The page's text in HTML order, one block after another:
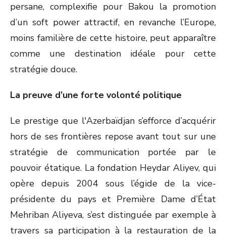
persane, complexifie pour Bakou la promotion
d’un soft power attractif, en revanche l’Europe,
moins familière de cette histoire, peut apparaître
comme une destination idéale pour cette
stratégie douce.
La preuve d’une forte volonté politique
Le prestige que l'Azerbaïdjan s’efforce d’acquérir
hors de ses frontières repose avant tout sur une
stratégie de communication portée par le
pouvoir étatique. La fondation Heydar Aliyev, qui
opère depuis 2004 sous l’égide de la vice-
présidente du pays et Première Dame d’État
Mehriban Aliyeva, s’est distinguée par exemple à
travers sa participation à la restauration de la